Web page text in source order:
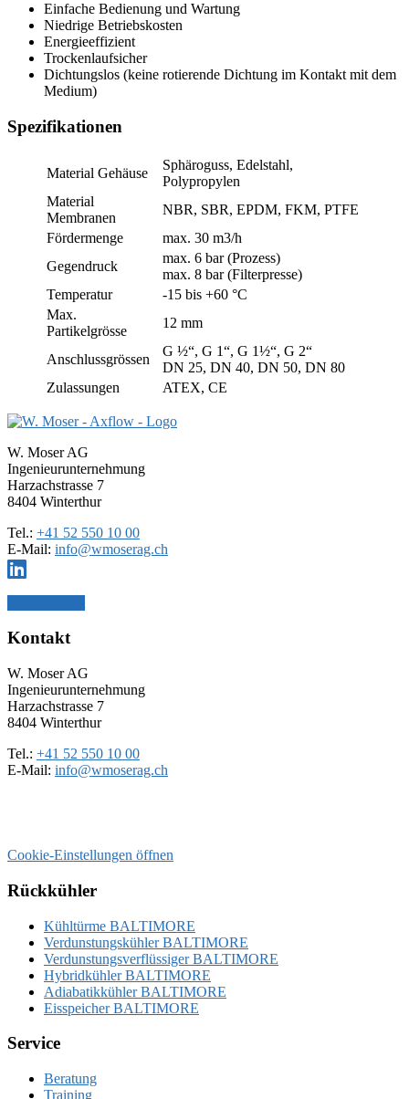
Einfache Bedienung und Wartung
Niedrige Betriebskosten
Energieeffizient
Trockenlaufsicher
Dichtungslos (keine rotierende Dichtung im Kontakt mit dem
Medium)
Spezifikationen
Material Gehäuse
Sphäroguss, Edelstahl,
Polypropylen
Material
Membranen
NBR, SBR, EPDM, FKM, PTFE
Fördermenge
max. 30 m3/h
Gegendruck
max. 6 bar (Prozess)
max. 8 bar (Filterpresse)
Temperatur
-15 bis +60 °C
Max.
Partikelgrösse
12 mm
Anschlussgrössen
G ½“, G 1“, G 1½“, G 2“
DN 25, DN 40, DN 50, DN 80
Zulassungen
ATEX, CE
Haupt-
Sidebar
(Primary)
W. Moser AG
Ingenieurunternehmung
Harzachstrasse 7
8404 Winterthur
Tel.: +41 52 550 10 00
E-Mail: info@wmoserag.ch
Footer
Kontakt
W. Moser AG
Ingenieurunternehmung
Harzachstrasse 7
8404 Winterthur
Tel.: +41 52 550 10 00
E-Mail: info@wmoserag.ch
Cookie-Einstellungen öffnen
Rückkühler
Kühltürme BALTIMORE
Verdunstungskühler BALTIMORE
Verdunstungsverflüssiger BALTIMORE
Hybridkühler BALTIMORE
Adiabatikkühler BALTIMORE
Eisspeicher BALTIMORE
Service
Beratung
Training